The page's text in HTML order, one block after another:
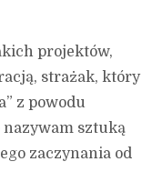
projektów,
strażak, który
z powodu
nazywam sztuką
zaczynania od